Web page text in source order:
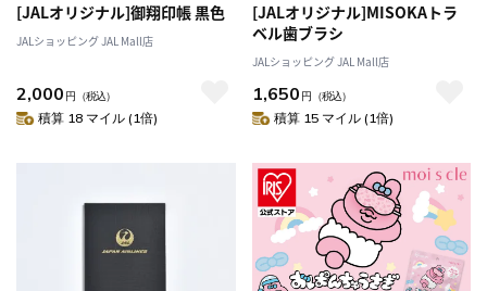
[JALオリジナル]御翔印帳 黒色
JALショッピング JAL Mall店
2,000 円 （税込）
積算 18 マイル (1倍)
[JALオリジナル]MISOKAトラ
ベル歯ブラシ
JALショッピング JAL Mall店
1,650 円 （税込）
積算 15 マイル (1倍)